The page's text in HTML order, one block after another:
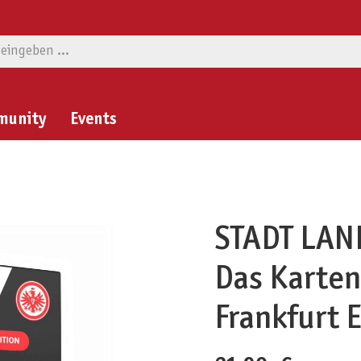
Events
STADT
Das
Frankfurt